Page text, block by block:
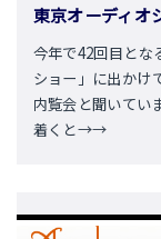
東京オーディオ
今年で42回目とな
ショー」に出かけ
内覧会と聞いてい
着くと→→